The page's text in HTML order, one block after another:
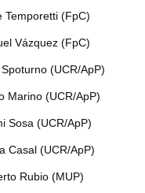
Temporetti (FpC)
Vázquez (FpC)
(UCR/ApP)
Marino (UCR/ApP)
Sosa (UCR/ApP)
Casal (UCR/ApP)
Rubio (MUP)